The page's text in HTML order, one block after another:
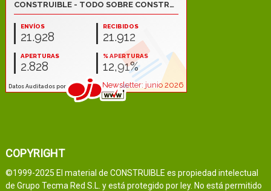
COPYRIGHT
©1999-2025 El material de CONSTRUIBLE es propiedad intelectual
de Grupo Tecma Red S.L. y está protegido por ley. No está permitido